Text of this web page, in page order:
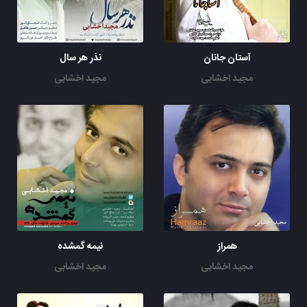
آستان جانان
مجید اخشابی
نذر هر سال
مجید اخشابی
همراز
مجید اخشابی
نیمه گمشده
مجید اخشابی